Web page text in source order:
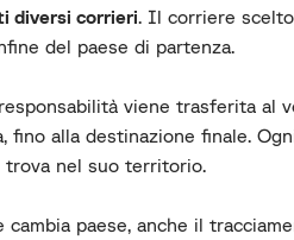
diversi corrieri. Il corriere
del paese di partenza.
viene trasferita al
fino alla destinazione finale.
nel suo territorio.
cambia paese, anche il